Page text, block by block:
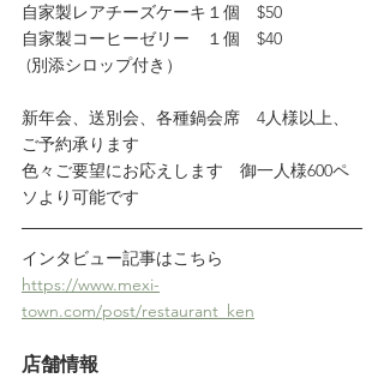
自家製レアチーズケーキ１個　$50
自家製コーヒーゼリー　１個　$40
(別添シロップ付き）
新年会、送別会、各種鍋会席　4人様以上、
ご予約承ります
色々ご要望にお応えします　御一人様600ペ
ソより可能です
インタビュー記事はこちら
https://www.mexi-
town.com/post/restaurant_ken
店舗情報